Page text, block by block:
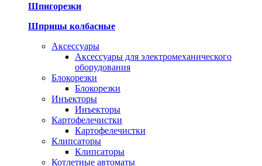
Шпигорезки
Шприцы колбасные
Аксессуары
Аксессуары для электромеханического
оборудования
Блокорезки
Блокорезки
Инъекторы
Инъекторы
Картофелечистки
Картофелечистки
Клипсаторы
Клипсаторы
Котлетные автоматы